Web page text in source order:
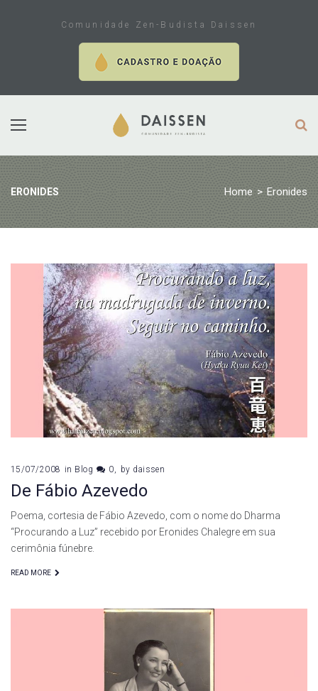
Comunidade Zen-Budista Daissen
ERONIDES Home > Eronides
Tag:
Eronides
15/07/2008 in Blog 0 by daissen
De Fábio Azevedo
Poema, cortesia de Fábio Azevedo, com o nome do Dharma
“Procurando a Luz” recebido por Eronides Chalegre em sua
cerimônia fúnebre.
READ MORE